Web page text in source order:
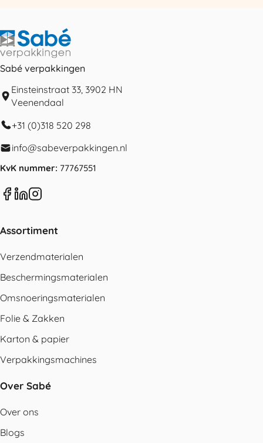
Sabé verpakkingen
Einsteinstraat 33, 3902 HN
Veenendaal
+31 (0)318 520 298
info@sabeverpakkingen.nl
KvK nummer: 77767551
Assortiment
Verzendmaterialen
Beschermingsmaterialen
Omsnoeringsmaterialen
Folie & Zakken
Karton & papier
Verpakkingsmachines
Over Sabé
Over ons
Blogs